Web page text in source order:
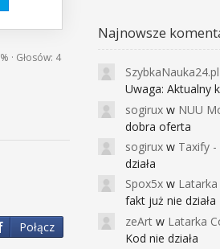
· Głosów: 4
Połącz
Najnowsze
SzybkaNauka24.pl
Uwaga: Aktualny
sogirux w NUU Mobile X5, 5.5", 3/
dobra oferta
sogirux w Taxify
działa
Spox5x w Latarka
fakt już nie działa
zeArt w Latarka Convoy
Kod nie działa